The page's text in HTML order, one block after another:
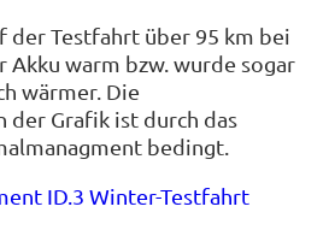
der Testfahrt über 95 km bei
warm bzw. wurde sogar
wärmer. Die
der Grafik ist durch das
bedingt.